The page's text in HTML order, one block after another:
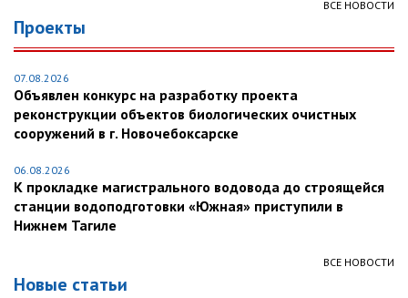
ВСЕ НОВОСТИ
Проекты
07.08.2026
Объявлен конкурс на разработку проекта
реконструкции объектов биологических очистных
сооружений в г. Новочебоксарске
06.08.2026
К прокладке магистрального водовода до строящейся
станции водоподготовки «Южная» приступили в
Нижнем Тагиле
ВСЕ НОВОСТИ
Новые статьи